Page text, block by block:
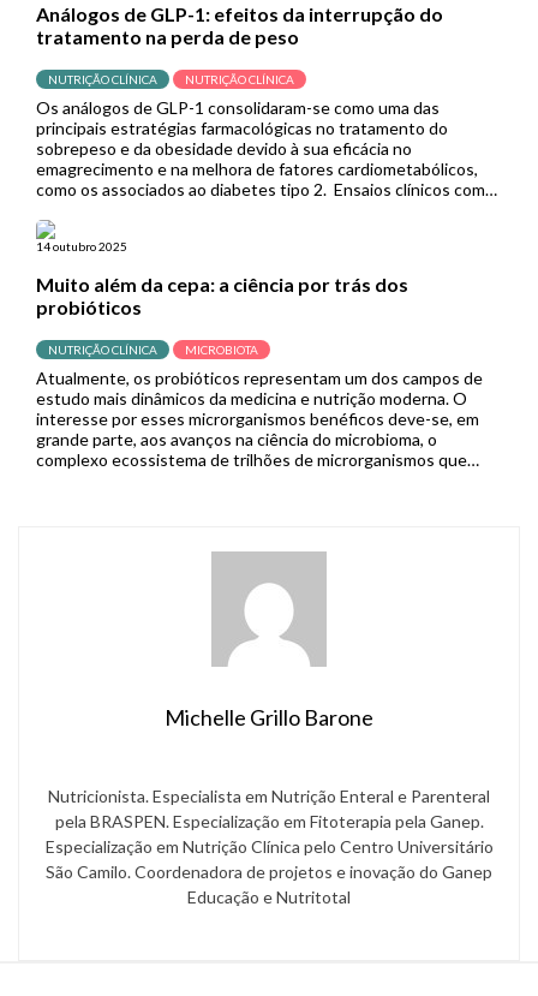
Análogos de GLP-1: efeitos da interrupção do
tratamento na perda de peso
NUTRIÇÃO CLÍNICA NUTRIÇÃO CLÍNICA
Os análogos de GLP-1 consolidaram-se como uma das
principais estratégias farmacológicas no tratamento do
sobrepeso e da obesidade devido à sua eficácia no
emagrecimento e na melhora de fatores cardiometabólicos,
como os associados ao diabetes tipo 2. Ensaios clínicos com
resultados superiores aos de outras terapias medicamentosas
anti-obesidade, ampliando […]
14 outubro 2025
Muito além da cepa: a ciência por trás dos
probióticos
NUTRIÇÃO CLÍNICA MICROBIOTA
Atualmente, os probióticos representam um dos campos de
estudo mais dinâmicos da medicina e nutrição moderna. O
interesse por esses microrganismos benéficos deve-se, em
grande parte, aos avanços na ciência do microbioma, o
complexo ecossistema de trilhões de microrganismos que
Michelle Grillo Barone
Nutricionista. Especialista em Nutrição Enteral e Parenteral
pela BRASPEN. Especialização em Fitoterapia pela Ganep.
Especialização em Nutrição Clínica pelo Centro Universitário
São Camilo. Coordenadora de projetos e inovação do Ganep
Educação e Nutritotal